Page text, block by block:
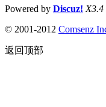
Powered by Discuz! X3.4
© 2001-2012 Comsenz
返回顶部